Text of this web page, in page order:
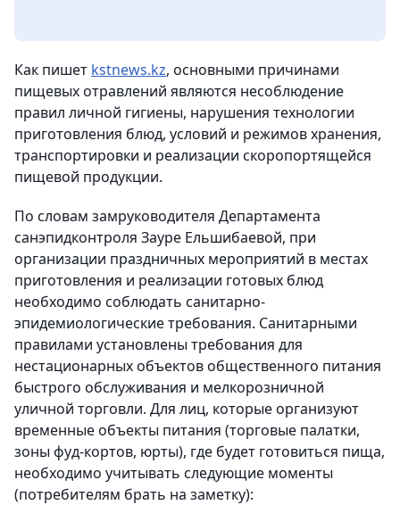
Как пишет kstnews.kz, основными причинами
пищевых отравлений являются несоблюдение
правил личной гигиены, нарушения технологии
приготовления блюд, условий и режимов хранения,
транспортировки и реализации скоропортящейся
пищевой продукции.
По словам замруководителя Департамента
санэпидконтроля Зауре Ельшибаевой, при
организации праздничных мероприятий в местах
приготовления и реализации готовых блюд
необходимо соблюдать санитарно-
эпидемиологические требования. Санитарными
правилами установлены требования для
нестационарных объектов общественного питания
быстрого обслуживания и мелкорозничной
уличной торговли. Для лиц, которые организуют
временные объекты питания (торговые палатки,
зоны фуд-кортов, юрты), где будет готовиться пища,
необходимо учитывать следующие моменты
(потребителям брать на заметку):